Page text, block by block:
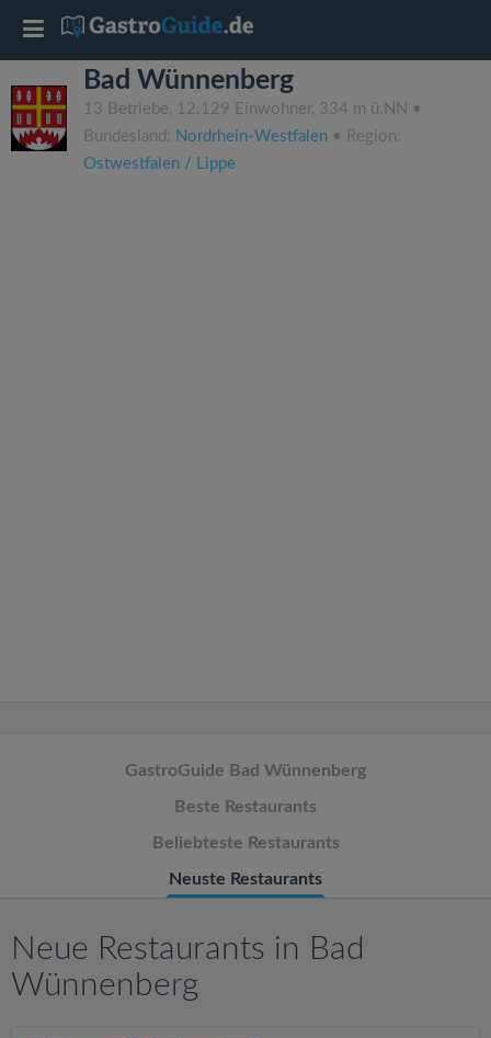
Bad Wünnenberg
13 Betriebe, 12.129 Einwohner, 334 m ü.NN •
Bundesland: Nordrhein-Westfalen • Region:
Ostwestfalen / Lippe
GastroGuide Bad Wünnenberg
Beste Restaurants
Beliebteste Restaurants
Neuste Restaurants
Neue Restaurants in Bad
Wünnenberg
T
o
g
n